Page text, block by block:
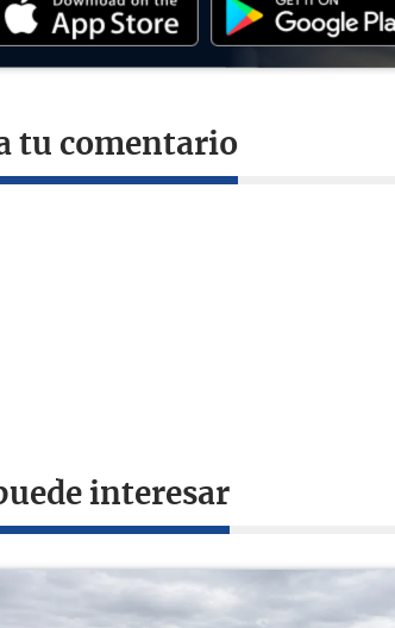
tu comentario
interesar